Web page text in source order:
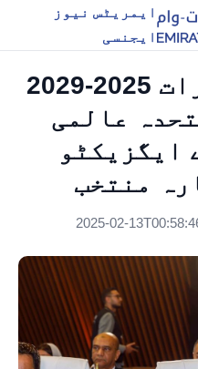
ایمریٹس نیوز
ایجنسی
متحدہ عرب امارات 2025-2029
عالمی
ایگزیکٹو
منتخب
2025-02-